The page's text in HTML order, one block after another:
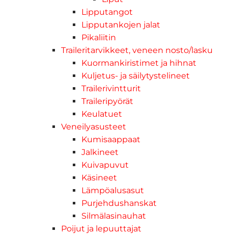
Lipputangot
Lipputankojen jalat
Pikaliitin
Traileritarvikkeet, veneen nosto/lasku
Kuormankiristimet ja hihnat
Kuljetus- ja säilytystelineet
Trailerivintturit
Traileripyörät
Keulatuet
Veneilyasusteet
Kumisaappaat
Jalkineet
Kuivapuvut
Käsineet
Lämpöalusasut
Purjehdushanskat
Silmälasinauhat
Poijut ja lepuuttajat